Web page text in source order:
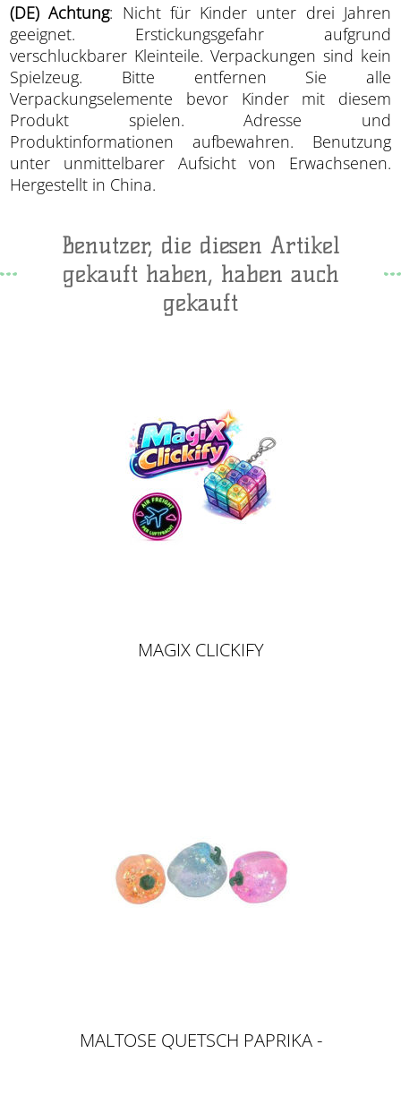
(DE) Achtung: Nicht für Kinder unter drei Jahren
geeignet. Erstickungsgefahr aufgrund
verschluckbarer Kleinteile. Verpackungen sind kein
Spielzeug. Bitte entfernen Sie alle
Verpackungselemente bevor Kinder mit diesem
Produkt spielen. Adresse und
Produktinformationen aufbewahren. Benutzung
unter unmittelbarer Aufsicht von Erwachsenen.
Hergestellt in China.
Benutzer, die diesen Artikel
gekauft haben, haben auch
gekauft
MAGIX CLICKIFY
MALTOSE QUETSCH PAPRIKA -